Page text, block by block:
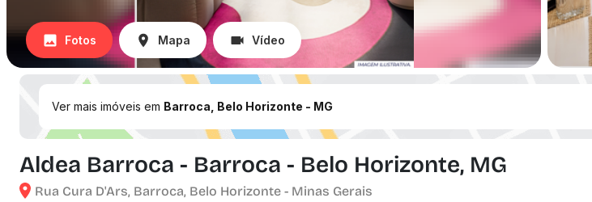
Fotos Mapa Vídeo
Ver mais imóveis em Barroca, Belo Horizonte - MG
Aldea Barroca - Barroca - Belo Horizonte, MG
Rua Cura D'Ars, Barroca, Belo Horizonte - Minas Gerais